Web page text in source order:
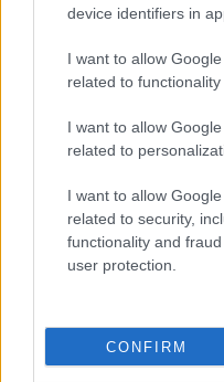
device identifiers in
I want to allow
related to
I want to allow
related to
I want to allow
related to security,
functionality and
user protection.
CONFIRM
Ricambio